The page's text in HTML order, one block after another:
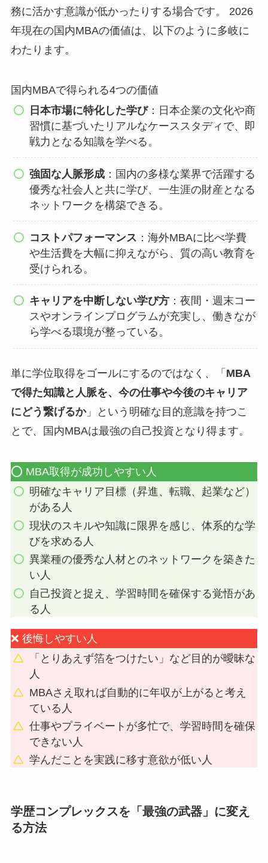
務に活かす意識が低かったりする場合です。 2026
年現在の国内MBAの価値は、以下のように多岐に
わたります。
国内MBAで得られる4つの価値
日本市場に特化した学び：日本企業の文化や商
習慣に基づいたリアルなケーススタディで、即
戦力となる知識を学べる。
強固な人脈形成 ：国内の多様な業界で活躍する
優秀な社会人と共に学び、一生涯の財産となる
ネットワークを構築できる。
コストパフォーマンス ：海外MBAに比べ学費
や生活費を大幅に抑えながら、質の高い教育を
受けられる。
キャリアを中断しない学び方 ：夜間・週末コー
スやオンラインプログラムが充実し、働きなが
ら学べる環境が整っている。
単に学位取得をゴールにするのではなく、「 MBA
で得た知識と人脈を、今の仕事や今後のキャリア
にどう繋げるか」という明確な目的意識を持つこ
とで、国内MBAは最強の自己投資となり得ます。
⭕️ MBA取得が成功しやすい人
明確なキャリア目標（昇進、転職、起業など）
がある人
現状のスキルや知識に限界を感じ、体系的な学
びを求める人
異業種の優秀な人材とのネットワークを築きた
い人
自己投資と捉え、学習時間を確保する覚悟があ
る人
❌ 後悔しやすい人
「とりあえず箔をつけたい」など目的が曖昧な
人
MBAさえ取れば自動的に年収が上がると考え
ている人
仕事やプライベートが多忙で、学習時間を確保
できない人
学んだことを実践に移す意欲が低い人
学歴コンプレックスを「最強の武器」に変え
る方法